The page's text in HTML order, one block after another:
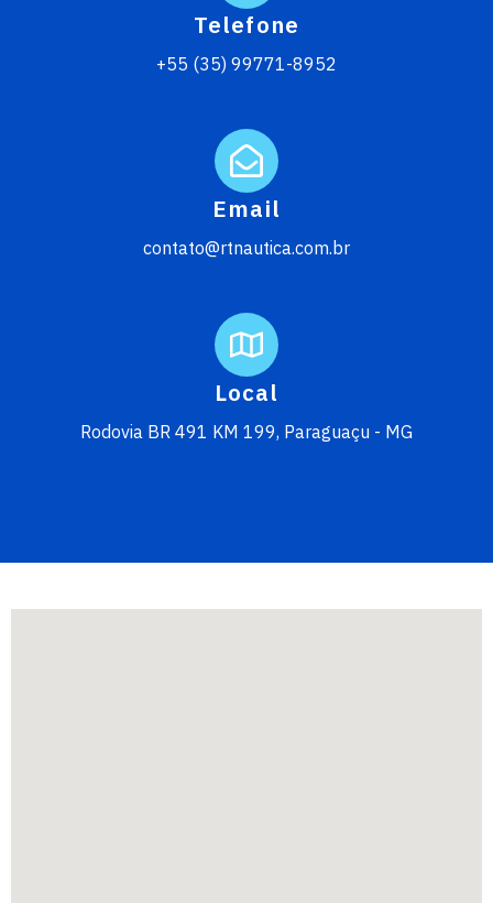
Telefone
+55 (35) 99771-8952
Email
contato@rtnautica.com.br
Local
Rodovia BR 491 KM 199, Paraguaçu - MG